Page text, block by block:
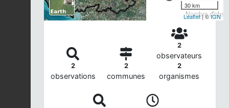
Nombre
30 km
Leaflet| ©IGN
2
observations
2
communes
2
observateurs
2
organismes